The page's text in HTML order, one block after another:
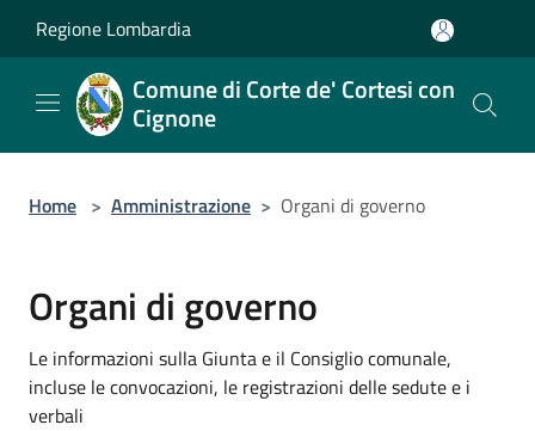
Regione Lombardia
Comune di Corte de' Cortesi con
Cignone
Home > Amministrazione > Organi di governo
Organi di governo
Le informazioni sulla Giunta e il Consiglio comunale,
incluse le convocazioni, le registrazioni delle sedute e i
verbali